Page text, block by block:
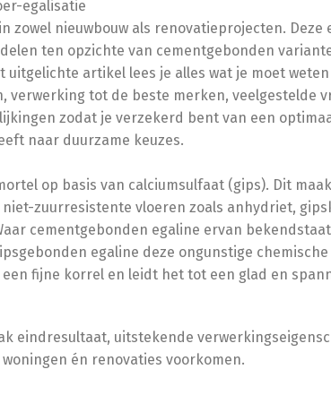
egalisatie
zowel nieuwbouw als renovatieprojecten. Deze
ten opzichte van cementgebonden
artikel lees je alles wat je moet
verwerking tot de beste merken, veelgestelde
zodat je verzekerd bent van een
naar duurzame keuzes.
op basis van calciumsulfaat (gips). Dit
zuurresistente vloeren zoals anhydriet,
cementgebonden egaline ervan
egaline deze ongunstige
fijne korrel en leidt het tot een glad en
eindresultaat, uitstekende
én renovaties voorkomen.